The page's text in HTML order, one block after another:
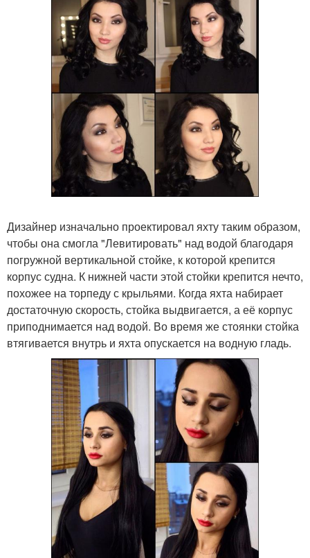
Дизайнер изначально проектировал яхту таким образом,
чтобы она смогла "Левитировать" над водой благодаря
погружной вертикальной стойке, к которой крепится
корпус судна. К нижней части этой стойки крепится нечто,
похожее на торпеду с крыльями. Когда яхта набирает
достаточную скорость, стойка выдвигается, а её корпус
приподнимается над водой. Во время же стоянки стойка
втягивается внутрь и яхта опускается на водную гладь.